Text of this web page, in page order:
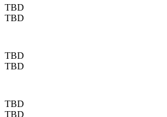
TBD
TBD
TBD
TBD
TBD
TBD